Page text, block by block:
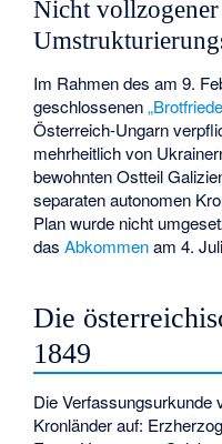
Nicht vollzogener
Im Rahmen des am 9.
geschlossenen
Österreich-Ungarn
mehrheitlich von
bewohnten Ostteil
separaten autonomen
Plan wurde nicht
dasAbkommenam 4.
Die
1849
Die Verfassungsurkunde
Kronländer auf: